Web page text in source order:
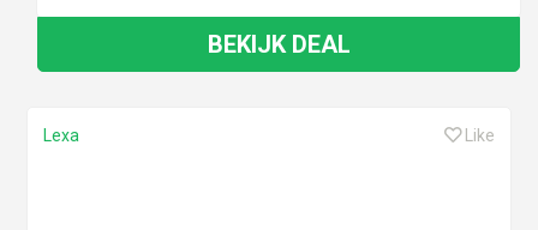
BEKIJK DEAL
Lexa Like